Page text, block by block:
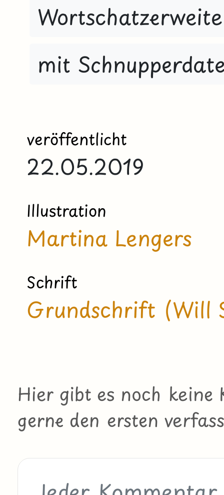
mit
veröffentlicht
22.05.2019
Illustration
Martina Lengers
Schrift
Grundschrift (Will
Hier gibt es noch keine
gerne den ersten